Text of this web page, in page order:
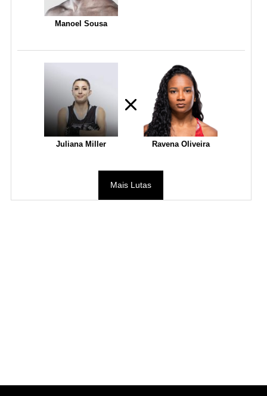
Manoel Sousa
Juliana Miller Ravena Oliveira
Mais Lutas